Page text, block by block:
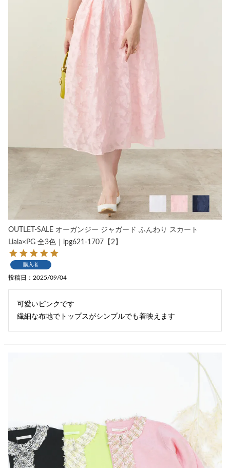
OUTLET-SALE オーガンジー ジャガード ふんわり スカート
Liala×PG 全3色｜lpg621-1707【2】
購入者
投稿日 2025/09/04
可愛いピンクです